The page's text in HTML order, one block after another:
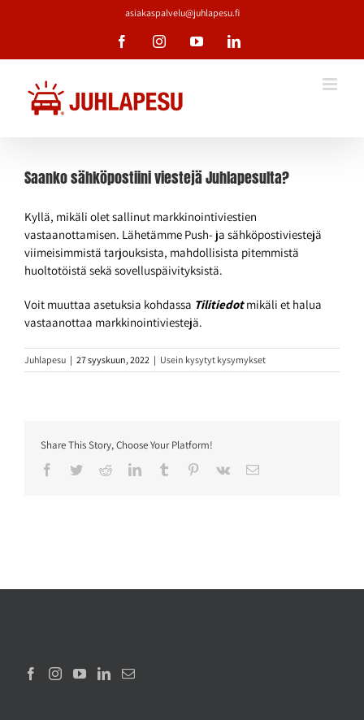
asiakaspalvelu@juhlapesu.fi
FacebookInstagramYouTubeLinkedIn
Saanko sähköpostiini viestejä Juhlapesulta?
Kyllä, mikäli olet sallinut markkinointiviestien
vastaanottamisen. Lähetämme Push- ja sähköpostiviestejä
viimeisimmistä tarjouksista, mahdollisista pitemmistä
huoltotöistä sekä sovelluspäivityksistä.
Voit muuttaa asetuksia kohdassa Tilitiedotmikäli et halua
vastaanottaa markkinointiviestejä.
Juhlapesu | 27 syyskuun, 2022 | Usein kysytyt kysymykset
Share This Story, Choose Your Platform!
Facebook
TwitterRedditLinkedInTumblr Pinterest
Vk Sähköposti